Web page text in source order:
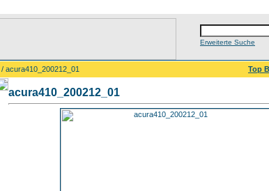
Erweiterte Suche
/ acura410_200212_01 Top
acura410_200212_01